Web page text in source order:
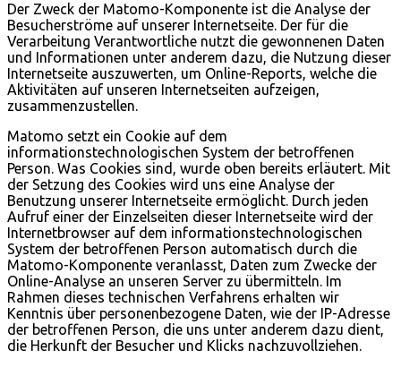
Der Zweck der Matomo-Komponente ist die Analyse der
Besucherströme auf unserer Internetseite. Der für die
Verarbeitung Verantwortliche nutzt die gewonnenen Daten
und Informationen unter anderem dazu, die Nutzung dieser
Internetseite auszuwerten, um Online-Reports, welche die
Aktivitäten auf unseren Internetseiten aufzeigen,
zusammenzustellen.
Matomo setzt ein Cookie auf dem
informationstechnologischen System der betroffenen
Person. Was Cookies sind, wurde oben bereits erläutert. Mit
der Setzung des Cookies wird uns eine Analyse der
Benutzung unserer Internetseite ermöglicht. Durch jeden
Aufruf einer der Einzelseiten dieser Internetseite wird der
Internetbrowser auf dem informationstechnologischen
System der betroffenen Person automatisch durch die
Matomo-Komponente veranlasst, Daten zum Zwecke der
Online-Analyse an unseren Server zu übermitteln. Im
Rahmen dieses technischen Verfahrens erhalten wir
Kenntnis über personenbezogene Daten, wie der IP-Adresse
der betroffenen Person, die uns unter anderem dazu dient,
die Herkunft der Besucher und Klicks nachzuvollziehen.